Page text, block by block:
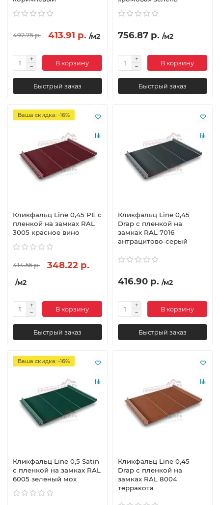
492.75 р. 413.91 р. /м2
В корзину
Быстрый заказ
756.87 р. /м2
В корзину
Быстрый заказ
Ваша скидка: -16%
Кликфальц Line 0,45 PE с
пленкой на замках RAL
3005 красное вино
414.55 р. 348.22 р.
/м2
В корзину
Быстрый заказ
Кликфальц Line 0,45
Drap с пленкой на
замках RAL 7016
антрацитово-серый
416.90 р. /м2
В корзину
Быстрый заказ
Ваша скидка: -16%
Кликфальц Line 0,5 Satin
с пленкой на замках RAL
6005 зеленый мох
Кликфальц Line 0,45
Drap с пленкой на
замках RAL 8004
терракота